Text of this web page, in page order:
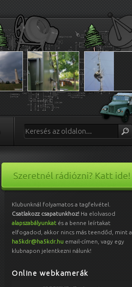
Klubunknál folyamatos a tagfelvétel.
Csatlakozz csapatunkhoz! Ha elolvasod
alapszabályunkat és a benne leírtakat
elfogadod, akkor nincs más teendőd, mint a
ha5kdr@ha5kdr.hu email-címen, vagy egy
klubnapon jelentkezni nálunk!
Online webkamerák